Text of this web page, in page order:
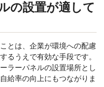
の設置が適して
とは、企業が環境への配慮
るうえで有効な手段です。
ラーパネルの設置場所とし
給率の向上にもつながりま